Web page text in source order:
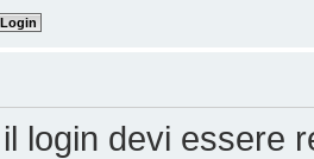
login devi essere